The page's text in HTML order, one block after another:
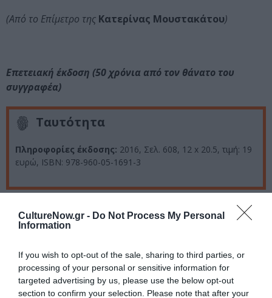
CultureNow.gr - Do Not Process My Personal
Information
If you wish to opt-out of the sale, sharing to third parties, or
processing of your personal or sensitive information for
targeted advertising by us, please use the below opt-out
section to confirm your selection. Please note that after your
(Από το Επίμετρο της Κατερίνας Μουστακάτου)
Επετειακή έκδοση (50 χρόνια από τον θάνατο του
συγγραφέα)
Ταυτότητα
Πληροφορίες έκδοσης: 2016, Σελ. 608, 12 x 20.5, τιμή: 19
ευρώ, ISBN: 978-960-05-1691-3
Ακολουθήστε το Culturenow.gr στο Google Newsκαι
μάθετε πρώτοι όλες τις ειδήσεις
Δείτε όλα τα τελευταία νέα για την Τέχνη και τον
Πολιτισμό στοCulturenow.gr